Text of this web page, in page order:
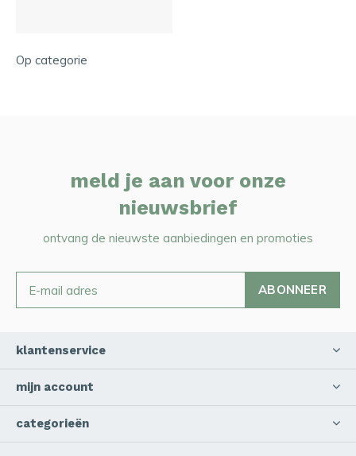
Op categorie
meld je aan voor onze
nieuwsbrief
ontvang de nieuwste aanbiedingen en promoties
ABONNEER
klantenservice
mijn account
categorieën